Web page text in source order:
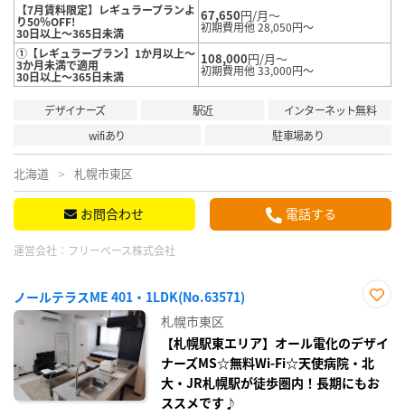
【7月賃料限定】レギュラープランよ
り50％OFF!
30日以上～365日未満
67,650円/月～
初期費用他 28,050円～
①【レギュラープラン】1か月以上～
3か月未満で適用
30日以上～365日未満
108,000円/月～
初期費用他 33,000円～
デザイナーズ 駅近
インターネット無料
wifiあり
駐車場あり
北海道 札幌市東区
お問合わせ 電話する
運営会社： フリーベース株式会社
ノールテラスME 401・1LDK(No.63571)
り登
録
札幌市東区
【札幌駅東エリア】オール電化のデザイ
ナーズMS☆無料Wi-Fi☆天使病院・北
大・JR札幌駅が徒歩圏内！長期にもお
ススメです♪